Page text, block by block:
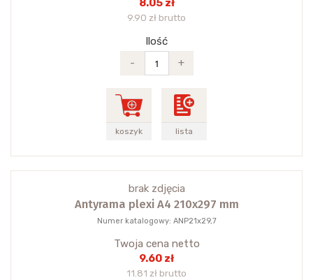
8.05 zł
9.90 zł brutto
Ilość
-
+
koszyk lista
brak zdjęcia
Antyrama plexi A4 210x297 mm
Numer katalogowy: ANP21x29,7
Twoja cena netto
9.60 zł
11.81 zł brutto